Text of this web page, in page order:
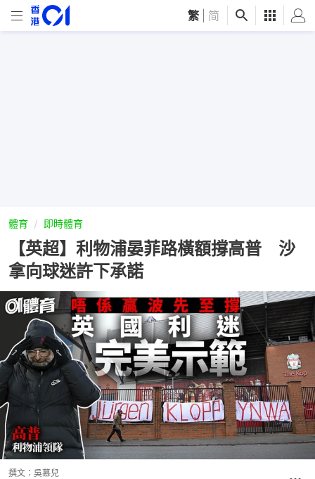
繁 简
體育 即時體育
【英超】利物浦晏菲路橫額撐高普 沙
拿向球迷許下承諾
撰文： 吳慕兒